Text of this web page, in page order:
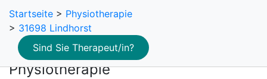
Startseite > Physiotherapie
> 31698 Lindhorst
Sind Sie Therapeut/in?
Physiotherapie